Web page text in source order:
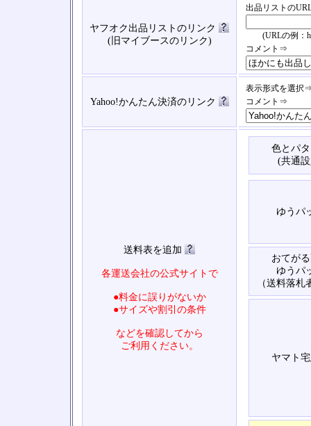
ヤフオク出品リストのリンク
(旧マイブースのリンク)
出品リストの
(URLの例：
コメント⇒
Yahoo!かんたん決済のリンク
表示形式を選択
コメント⇒
送料表を追加
各運送会社の公式サイトで
●料金に誤りがないか
●サイズや割引の条件
などを確認してから
ご利用ください。
色とパ
(共通
ゆうパ
おてが
ゆうパ
（送料落札
ヤマト